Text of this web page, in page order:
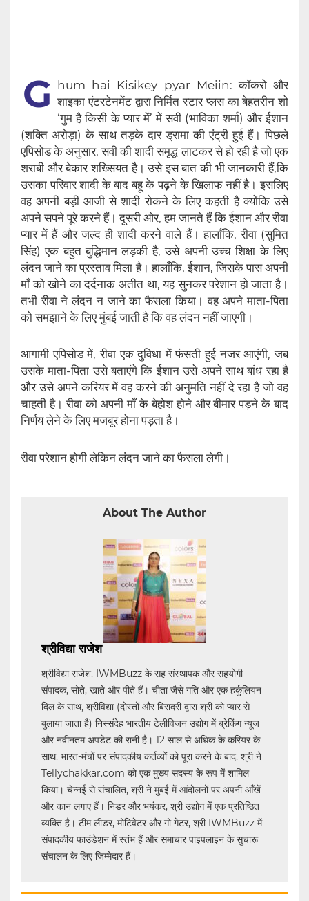
G hum hai Kisikey pyar Meiin: कॉकरो और
शाइका एंटरटेनमेंट द्वारा निर्मित स्टार प्लस का बेहतरीन शो
‘गुम है किसी के प्यार में’ में सवी (भाविका शर्मा) और ईशान
(शक्ति अरोड़ा) के साथ तड़के दार ड्रामा की एंट्री हुई हैं। पिछले
एपिसोड के अनुसार, सवी की शादी समृद्ध लाटकर से हो रही है जो एक
शराबी और बेकार शख्सियत है। उसे इस बात की भी जानकारी हैं,कि
उसका परिवार शादी के बाद बहू के पढ़ने के खिलाफ नहीं है। इसलिए
वह अपनी बड़ी आजी से शादी रोकने के लिए कहती है क्योंकि उसे
अपने सपने पूरे करने हैं। दूसरी ओर, हम जानते हैं कि ईशान और रीवा
प्यार में हैं और जल्द ही शादी करने वाले हैं। हालाँकि, रीवा (सुमित
सिंह) एक बहुत बुद्धिमान लड़की है, उसे अपनी उच्च शिक्षा के लिए
लंदन जाने का प्रस्ताव मिला है। हालाँकि, ईशान, जिसके पास अपनी
माँ को खोने का दर्दनाक अतीत था, यह सुनकर परेशान हो जाता है।
तभी रीवा ने लंदन न जाने का फैसला किया। वह अपने माता-पिता
को समझाने के लिए मुंबई जाती है कि वह लंदन नहीं जाएगी।
आगामी एपिसोड में, रीवा एक दुविधा में फंसती हुई नजर आएंगी, जब
उसके माता-पिता उसे बताएंगे कि ईशान उसे अपने साथ बांध रहा है
और उसे अपने करियर में वह करने की अनुमति नहीं दे रहा है जो वह
चाहती है। रीवा को अपनी माँ के बेहोश होने और बीमार पड़ने के बाद
निर्णय लेने के लिए मजबूर होना पड़ता है।
रीवा परेशान होगी लेकिन लंदन जाने का फैसला लेगी।
About The Author
श्रीविद्या राजेश
श्रीविद्या राजेश, IWMBuzz के सह संस्थापक और सहयोगी
संपादक, सोते, खाते और पीते हैं। चीता जैसे गति और एक हर्कुलियन
दिल के साथ, श्रीविद्या (दोस्तों और बिरादरी द्वारा श्री को प्यार से
बुलाया जाता है) निस्संदेह भारतीय टेलीविजन उद्योग में ब्रेकिंग न्यूज
और नवीनतम अपडेट की रानी है। 12 साल से अधिक के करियर के
साथ, भारत-मंचों पर संपादकीय कर्तव्यों को पूरा करने के बाद, श्री ने
Tellychakkar.com को एक मुख्य सदस्य के रूप में शामिल
किया। चेन्नई से संचालित, श्री ने मुंबई में आंदोलनों पर अपनी आँखें
और कान लगाए हैं। निडर और भयंकर, श्री उद्योग में एक प्रतिष्ठित
व्यक्ति है। टीम लीडर, मोटिवेटर और गो गेटर, श्री IWMBuzz में
संपादकीय फाउंडेशन में स्तंभ हैं और समाचार पाइपलाइन के सुचारू
संचालन के लिए जिम्मेदार हैं।